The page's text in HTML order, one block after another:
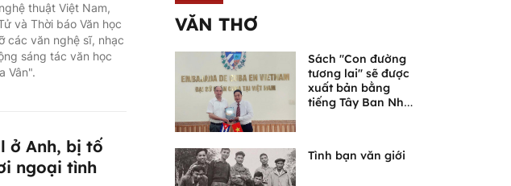
thuật Việt Nam,
và Thời báo Văn học
các văn nghệ sĩ, nhạc
sáng tác văn học
Vân".
ở Anh, bị tố
ngoại tình
VĂN THƠ
Sách "Con đường
tương lai" sẽ được
xuất bản bằng
tiếng Tây Ban Nha
Tình bạn văn giới